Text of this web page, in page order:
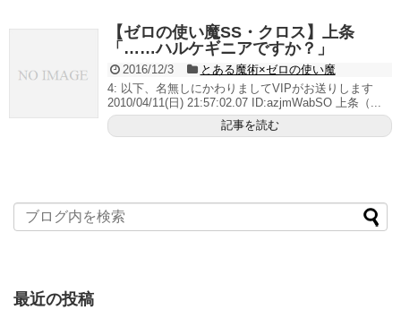
【ゼロの使い魔SS・クロス】上条
「……ハルケギニアですか？」
2016/12/3
とある魔術×ゼロの使い魔
4: 以下、名無しにかわりましてVIPがお送りします
2010/04/11(日) 21:57:02.07 ID:azjmWabSO 上条（...
記事を読む
最近の投稿